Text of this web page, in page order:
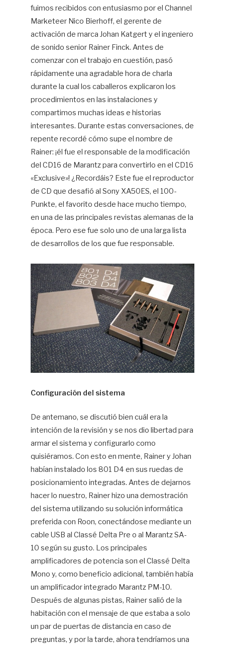
fuimos recibidos con entusiasmo por el Channel
Marketeer Nico Bierhoff, el gerente de
activación de marca Johan Katgert y el ingeniero
de sonido senior Rainer Finck. Antes de
comenzar con el trabajo en cuestión, pasó
rápidamente una agradable hora de charla
durante la cual los caballeros explicaron los
procedimientos en las instalaciones y
compartimos muchas ideas e historias
interesantes. Durante estas conversaciones, de
repente recordé cómo supe el nombre de
Rainer: ¡él fue el responsable de la modificación
del CD16 de Marantz para convertirlo en el CD16
«Exclusive»! ¿Recordáis? Este fue el reproductor
de CD que desafió al Sony XA50ES, el 100-
Punkte, el favorito desde hace mucho tiempo,
en una de las principales revistas alemanas de la
época. Pero ese fue solo uno de una larga lista
de desarrollos de los que fue responsable.
Configuración del sistema
De antemano, se discutió bien cuál era la
intención de la revisión y se nos dio libertad para
armar el sistema y configurarlo como
quisiéramos. Con esto en mente, Rainer y Johan
habían instalado los 801 D4 en sus ruedas de
posicionamiento integradas. Antes de dejarnos
hacer lo nuestro, Rainer hizo una demostración
del sistema utilizando su solución informática
preferida con Roon, conectándose mediante un
cable USB al Classé Delta Pre o al Marantz SA-
10 según su gusto. Los principales
amplificadores de potencia son el Classé Delta
Mono y, como beneficio adicional, también había
un amplificador integrado Marantz PM-10.
Después de algunas pistas, Rainer salió de la
habitación con el mensaje de que estaba a solo
un par de puertas de distancia en caso de
preguntas, y por la tarde, ahora tendríamos una